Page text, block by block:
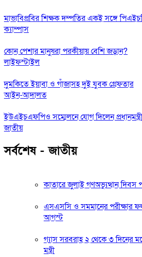
মাভাবিপ্রবির শিক্ষক দম্পতির একই সঙ্গে
ক্যাম্পাস
কোন পেশার মানুষরা পরকীয়ায় বেশি জড়ান?
লাইফস্টাইল
দুমকিতে ইয়াবা ও গাঁজাসহ দুই যুবক গ্রেফতার
আইন-আদালত
ইউএইচএফপিও সম্মেলনে যোগ দিলেন প্রধানমন্ত্রী
জাতীয়
সর্বশেষ - জাতীয়
কাতারে জুলাই গণঅভ্যুত্থান দিবস
এসএসসি ও সমমানের পরীক্ষার
আগস্ট
গ্যাস সরবরাহ ২ থেকে ৩ দিনের
মন্ত্রী